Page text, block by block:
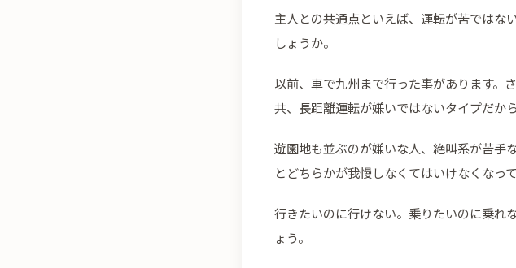
主人との共通点といえば、運転が苦ではな
しょうか。
以前、車で九州まで行った事があります。
共、長距離運転が嫌いではないタイプだか
遊園地も並ぶのが嫌いな人、絶叫系が苦手
とどちらかが我慢しなくてはいけなくなって
行きたいのに行けない。乗りたいのに乗れ
ょう。